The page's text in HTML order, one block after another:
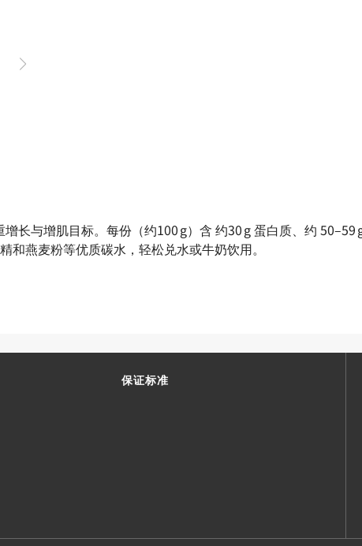
长与增肌目标。每份（约100 g）含 约30 g 蛋白质、约
燕麦粉等优质碳水，轻松兑水或牛奶饮用。
保证标准